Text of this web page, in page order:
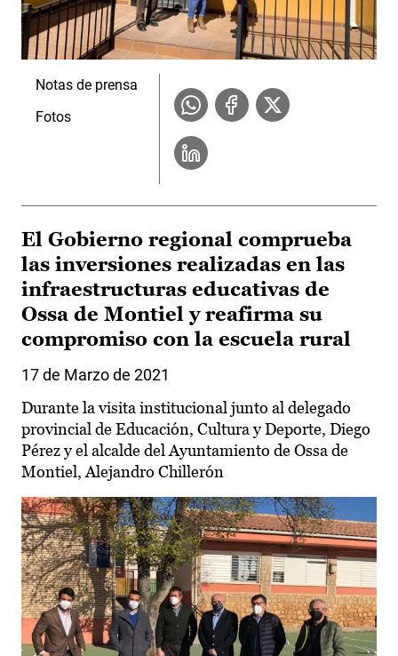
Notas de prensa
Fotos
El Gobierno regional comprueba
las inversiones realizadas en las
infraestructuras educativas de
Ossa de Montiel y reafirma su
compromiso con la escuela rural
17 de Marzo de 2021
Durante la visita institucional junto al delegado
provincial de Educación, Cultura y Deporte, Diego
Pérez y el alcalde del Ayuntamiento de Ossa de
Montiel, Alejandro Chillerón